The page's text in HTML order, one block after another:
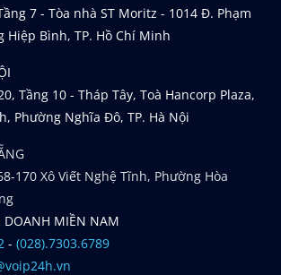
7 - Tòa nhà ST Moritz - 1014 Đ. Phạm
Hiệp Bình, TP. Hồ Chí Minh
Tầng 10 - Tháp Tây, Toà Hancorp Plaza,
Phường Nghĩa Đô, TP. Hà Nội
170 Xô Viết Nghệ Tĩnh, Phường Hòa
DOANH MIỀN NAM
- (028).7303.6789